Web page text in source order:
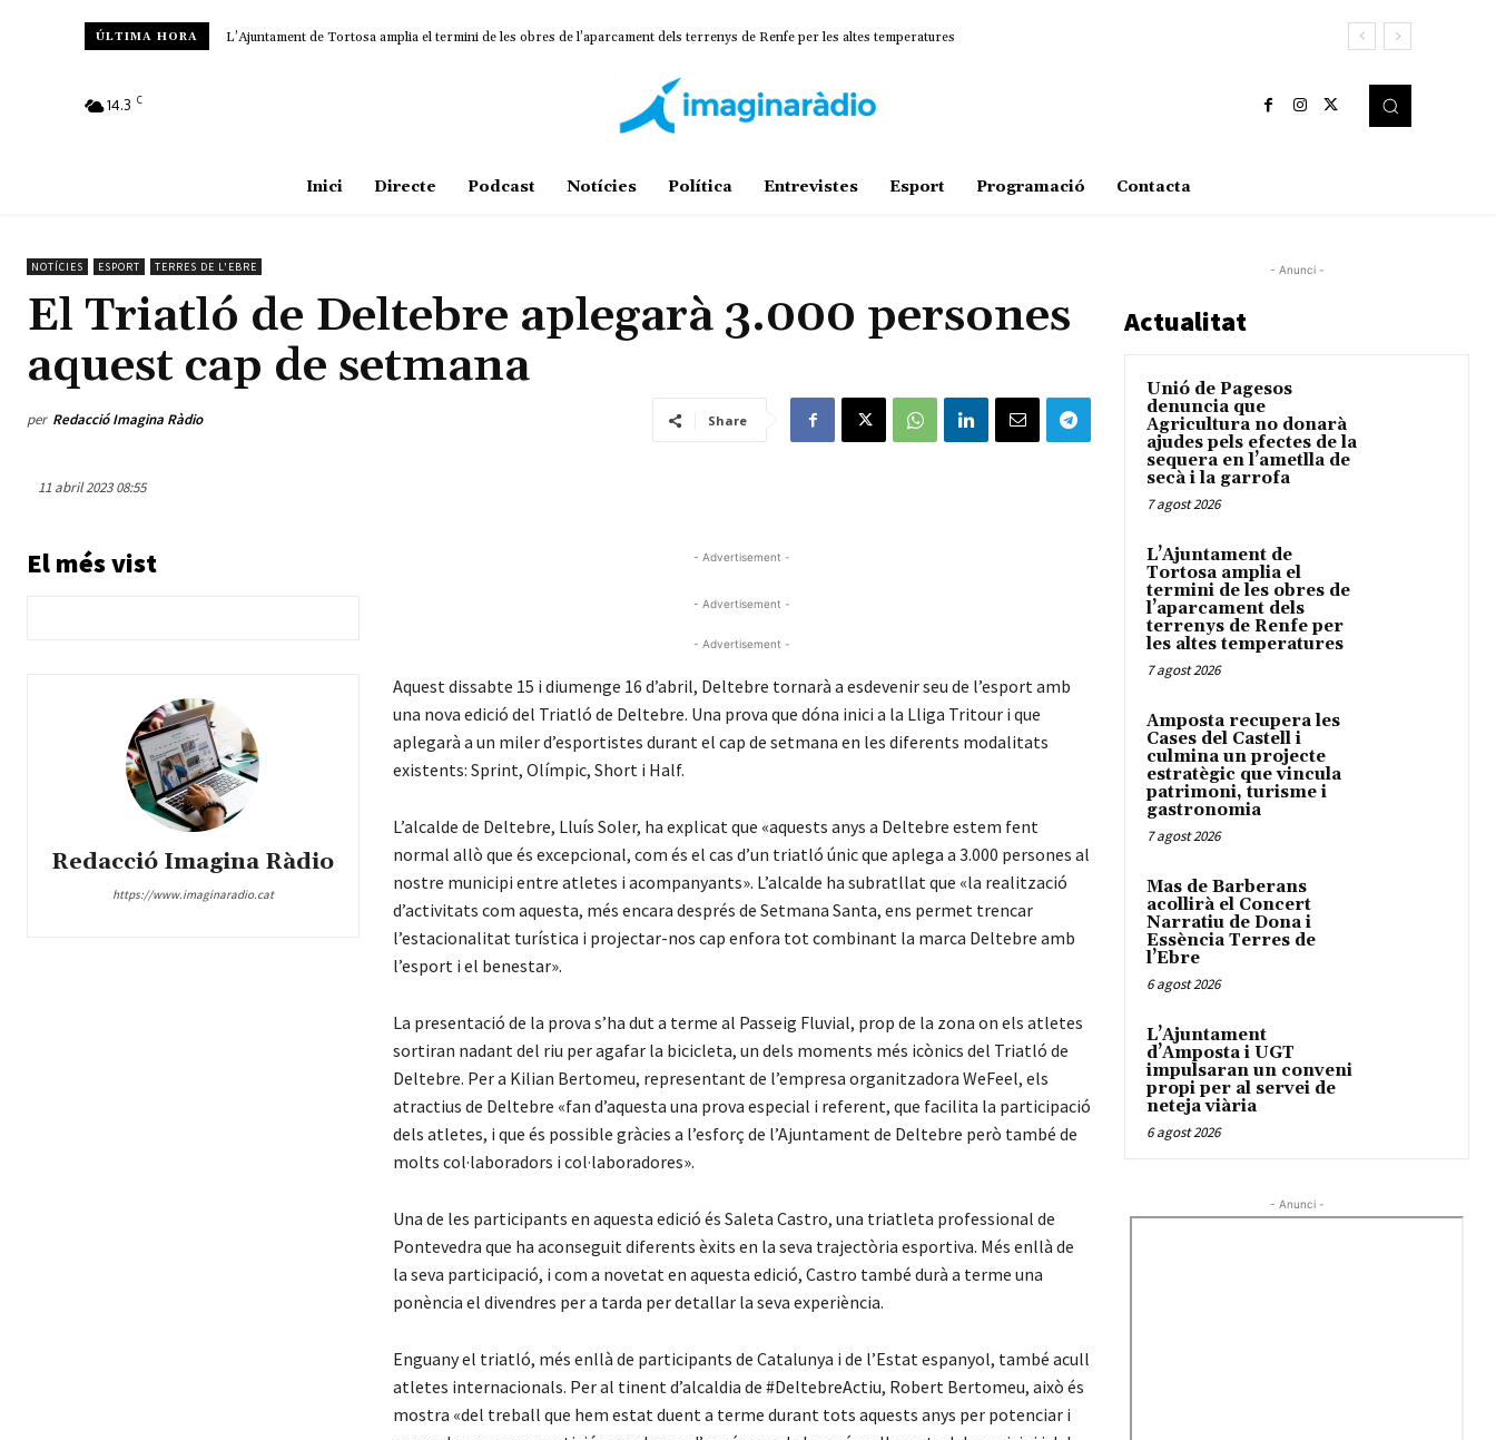
ÚLTIMA HORA L’Ajuntament de Tortosa amplia el termini de les obres de l’aparcament dels terrenys de Renfe per les altes temperatures
Amposta recupera les Cases del Castell i culmina un projecte estratègic que vincula patrimoni, turisme i gastronomia
14.3 C
Inici Directe Podcast Notícies Política Entrevistes Esport Programació Contacta
NOTÍCIES ESPORT TERRES DE L'EBRE
El Triatló de Deltebre aplegarà 3.000 persones
aquest cap de setmana
per Redacció Imagina Ràdio Share
11 abril 2023 08:55
El més vist
Redacció Imagina Ràdio
https://www.imaginaradio.cat
- Advertisement -
- Advertisement -
- Advertisement -
Aquest dissabte 15 i diumenge 16 d’abril, Deltebre tornarà a esdevenir seu de l’esport amb
una nova edició del Triatló de Deltebre. Una prova que dóna inici a la Lliga Tritour i que
aplegarà a un miler d’esportistes durant el cap de setmana en les diferents modalitats
existents: Sprint, Olímpic, Short i Half.
L’alcalde de Deltebre, Lluís Soler, ha explicat que «aquests anys a Deltebre estem fent
normal allò que és excepcional, com és el cas d’un triatló únic que aplega a 3.000 persones al
nostre municipi entre atletes i acompanyants». L’alcalde ha subratllat que «la realització
d’activitats com aquesta, més encara després de Setmana Santa, ens permet trencar
l’estacionalitat turística i projectar-nos cap enfora tot combinant la marca Deltebre amb
l’esport i el benestar».
La presentació de la prova s’ha dut a terme al Passeig Fluvial, prop de la zona on els atletes
sortiran nadant del riu per agafar la bicicleta, un dels moments més icònics del Triatló de
Deltebre. Per a Kilian Bertomeu, representant de l’empresa organitzadora WeFeel, els
atractius de Deltebre «fan d’aquesta una prova especial i referent, que facilita la participació
dels atletes, i que és possible gràcies a l’esforç de l’Ajuntament de Deltebre però també de
molts col·laboradors i col·laboradores».
Una de les participants en aquesta edició és Saleta Castro, una triatleta professional de
Pontevedra que ha aconseguit diferents èxits en la seva trajectòria esportiva. Més enllà de
la seva participació, i com a novetat en aquesta edició, Castro també durà a terme una
ponència el divendres per a tarda per detallar la seva experiència.
Enguany el triatló, més enllà de participants de Catalunya i de l’Estat espanyol, també acull
atletes internacionals. Per al tinent d’alcaldia de #DeltebreActiu, Robert Bertomeu, això és
mostra «del treball que hem estat duent a terme durant tots aquests anys per potenciar i
- Anunci -
Actualitat
Unió de Pagesos
denuncia que
Agricultura no donarà
ajudes pels efectes de la
sequera en l’ametlla de
secà i la garrofa
7 agost 2026
L’Ajuntament de
Tortosa amplia el
termini de les obres de
l’aparcament dels
terrenys de Renfe per
les altes temperatures
7 agost 2026
Amposta recupera les
Cases del Castell i
culmina un projecte
estratègic que vincula
patrimoni, turisme i
gastronomia
7 agost 2026
Mas de Barberans
acollirà el Concert
Narratiu de Dona i
Essència Terres de
l’Ebre
6 agost 2026
L’Ajuntament
d’Amposta i UGT
impulsaran un conveni
propi per al servei de
neteja viària
6 agost 2026
- Anunci -